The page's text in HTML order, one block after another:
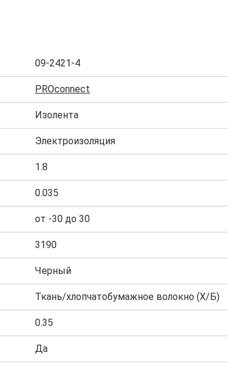
09-2421-4
PROconnect
Изолента
Электроизоляция
1.8
0.035
от -30 до 30
3190
Черный
Ткань/хлопчатобумажное волокно (Х/Б)
0.35
Да